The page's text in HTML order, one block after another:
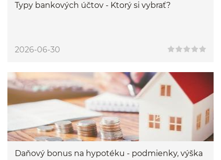
Typy bankových účtov - Ktorý si vybrať?
2026-06-30
Daňový bonus na hypotéku - podmienky, výška